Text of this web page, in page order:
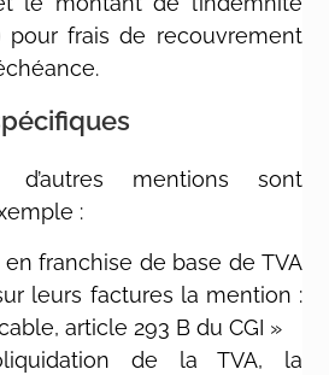
pour frais de recouvrement
mentions sont
:
franchise de base de TVA
leurs factures la mention :
article 293 B du CGI »
de la TVA, la